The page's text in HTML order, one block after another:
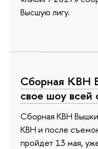
Высшую лигу.
Сборная КВН
свое шоу всей
Сборная КВН
КВН и после
пройдет 13 мая,